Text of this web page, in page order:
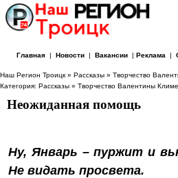
Главная| Новости| Вакансии| Реклама |
Наш Регион Троицк » Рассказы » Творчество
Категория: Рассказы » Творчество Валентины
Неожиданная помощь
Ну, Январь – пуржит и
Не видать просвета.